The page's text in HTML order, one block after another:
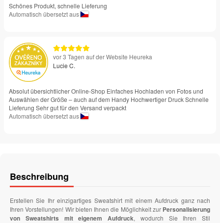
Schönes Produkt, schnelle Lieferung
Automatisch übersetzt aus
vor 3 Tagen auf der Website Heureka
Lucie C.
Absolut übersichtlicher Online-Shop Einfaches Hochladen von Fotos und
Auswählen der Größe – auch auf dem Handy Hochwertiger Druck Schnelle
Lieferung Sehr gut für den Versand verpackt
Automatisch übersetzt aus
Beschreibung
Erstellen Sie Ihr einzigartiges Sweatshirt mit einem Aufdruck ganz nach
Ihren Vorstellungen! Wir bieten Ihnen die Möglichkeit zur Personalisierung
von Sweatshirts mit eigenem Aufdruck, wodurch Sie Ihren Stil